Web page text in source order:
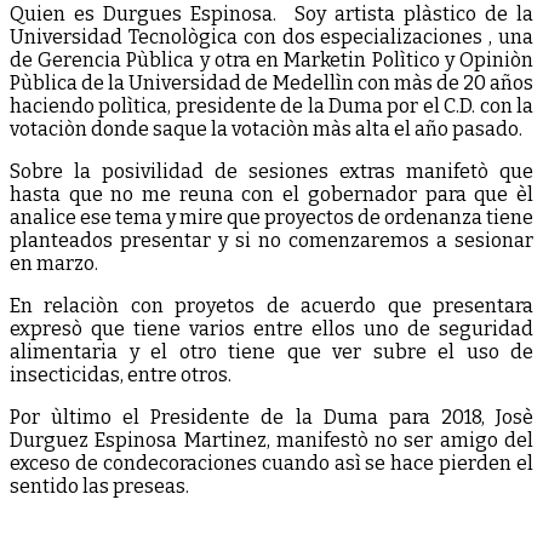
Quien es Durgues Espinosa. Soy artista plàstico de la
Universidad Tecnològica con dos especializaciones , una
de Gerencia Pùblica y otra en Marketin Polìtico y Opiniòn
Pùblica de la Universidad de Medellìn con màs de 20 años
haciendo polìtica, presidente de la Duma por el C.D. con la
votaciòn donde saque la votaciòn màs alta el año pasado.
Sobre la posivilidad de sesiones extras manifetò que
hasta que no me reuna con el gobernador para que èl
analice ese tema y mire que proyectos de ordenanza tiene
planteados presentar y si no comenzaremos a sesionar
en marzo.
En relaciòn con proyetos de acuerdo que presentara
expresò que tiene varios entre ellos uno de seguridad
alimentaria y el otro tiene que ver subre el uso de
insecticidas, entre otros.
Por ùltimo el Presidente de la Duma para 2018, Josè
Durguez Espinosa Martinez, manifestò no ser amigo del
exceso de condecoraciones cuando asì se hace pierden el
sentido las preseas.